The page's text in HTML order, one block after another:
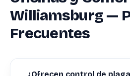
Williamsburg —
Frecuentes